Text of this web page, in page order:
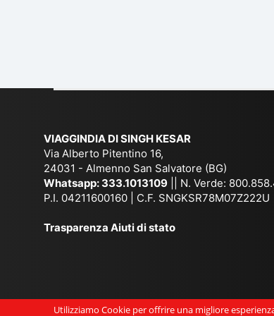
VIAGGINDIA DI SINGH KESAR
Via Alberto Pitentino 16,
24031 - Almenno San Salvatore (BG)
Whatsapp: 333.1013109 || N. Verde:
P.I. 04211600160 | C.F. SNGKSR78M07Z222U
Trasparenza Aiuti di stato
Utilizziamo Cookie per offrire una migliore